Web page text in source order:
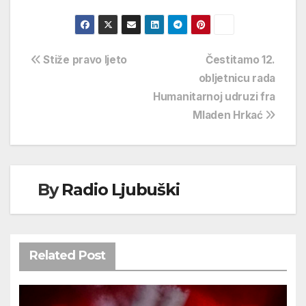
Navigacija
Čestitamo 12.
obljetnicu rada
Humanitarnoj udruzi fra
Mladen Hrkać
Stiže pravo ljeto
ByRadio Ljubuški
Related Post